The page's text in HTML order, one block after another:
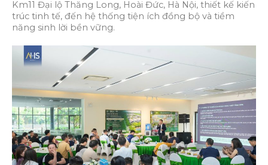
Km11 Đại lộ Thăng Long, Hoài Đức, Hà Nội, thiết kế kiến
trúc tinh tế, đến hệ thống tiện ích đồng bộ và tiềm
năng sinh lời bền vững.